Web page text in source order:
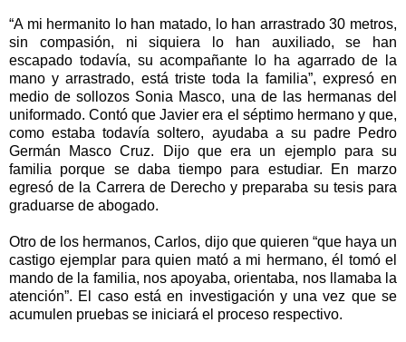
“A mi hermanito lo han matado, lo han arrastrado 30 metros,
sin compasión, ni siquiera lo han auxiliado, se han
escapado todavía, su acompañante lo ha agarrado de la
mano y arrastrado, está triste toda la familia”, expresó en
medio de sollozos Sonia Masco, una de las hermanas del
uniformado. Contó que Javier era el séptimo hermano y que,
como estaba todavía soltero, ayudaba a su padre Pedro
Germán Masco Cruz. Dijo que era un ejemplo para su
familia porque se daba tiempo para estudiar. En marzo
egresó de la Carrera de Derecho y preparaba su tesis para
graduarse de abogado.
Otro de los hermanos, Carlos, dijo que quieren “que haya un
castigo ejemplar para quien mató a mi hermano, él tomó el
mando de la familia, nos apoyaba, orientaba, nos llamaba la
atención”. El caso está en investigación y una vez que se
acumulen pruebas se iniciará el proceso respectivo.